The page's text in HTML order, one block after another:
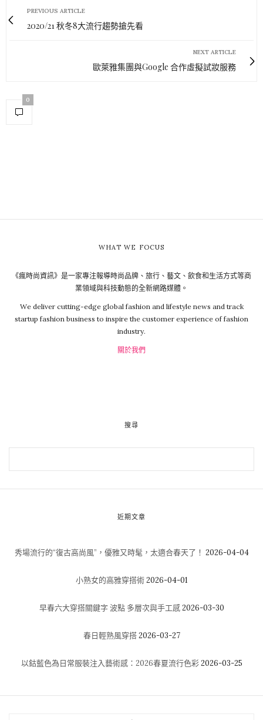
PREVIOUS ARTICLE
2020/21 秋冬8大流行趨勢搶先看
NEXT ARTICLE
歐萊雅集團與Google 合作虛擬試妝服務
0
WHAT WE FOCUS
《瘋時尚資訊》是一家專注報導時尚品牌、旅行、藝文、飲食和生活方式等商
業領域與科技動態的全新網路媒體。
We deliver cutting-edge global fashion and lifestyle news and track
startup fashion business to inspire the customer experience of fashion
industry.
關於我們
搜尋
近期文章
秀場流行的“復古高尚風”，優雅又時髦，太適合春天了！ 2026-04-04
小熟女的高雅穿搭術 2026-04-01
早春六大穿搭關鍵字 波點 多層次與手工感 2026-03-30
春日輕熟風穿搭 2026-03-27
以鈷藍色為日常服裝注入藝術感：2026春夏流行色彩 2026-03-25